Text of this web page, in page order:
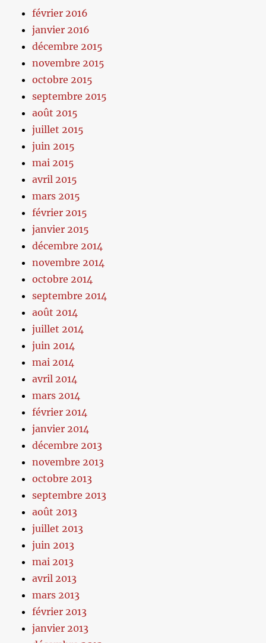
février 2016
janvier 2016
décembre 2015
novembre 2015
octobre 2015
septembre 2015
août 2015
juillet 2015
juin 2015
mai 2015
avril 2015
mars 2015
février 2015
janvier 2015
décembre 2014
novembre 2014
octobre 2014
septembre 2014
août 2014
juillet 2014
juin 2014
mai 2014
avril 2014
mars 2014
février 2014
janvier 2014
décembre 2013
novembre 2013
octobre 2013
septembre 2013
août 2013
juillet 2013
juin 2013
mai 2013
avril 2013
mars 2013
février 2013
janvier 2013